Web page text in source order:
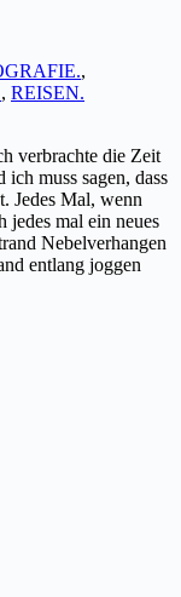
,
, REISEN.
verbrachte die Zeit
muss sagen, dass
Jedes Mal, wenn
jedes mal ein neues
Nebelverhangen
entlang joggen